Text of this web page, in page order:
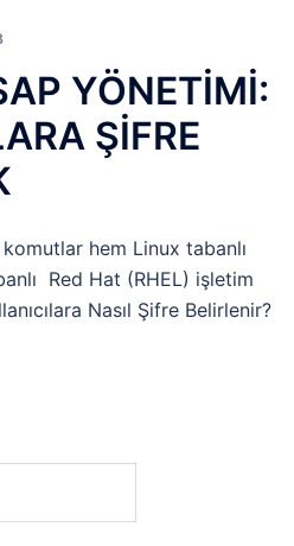
YÖNETİMİ:
ŞİFRE
hem Linux tabanlı
Red Hat (RHEL) işletim
Nasıl Şifre Belirlenir?